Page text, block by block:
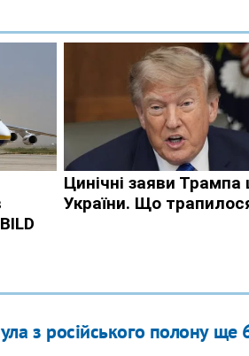
з російського полону ще